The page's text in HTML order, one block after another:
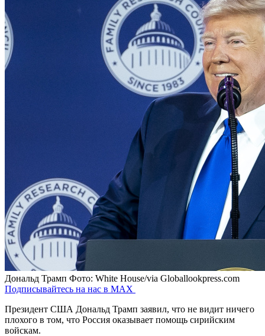
Дональд Трамп Фото: White House/via Globallookpress.com
Подписывайтесь на нас в MAX
Президент США Дональд Трамп заявил, что не видит ничего
плохого в том, что Россия оказывает помощь сирийским
войскам.